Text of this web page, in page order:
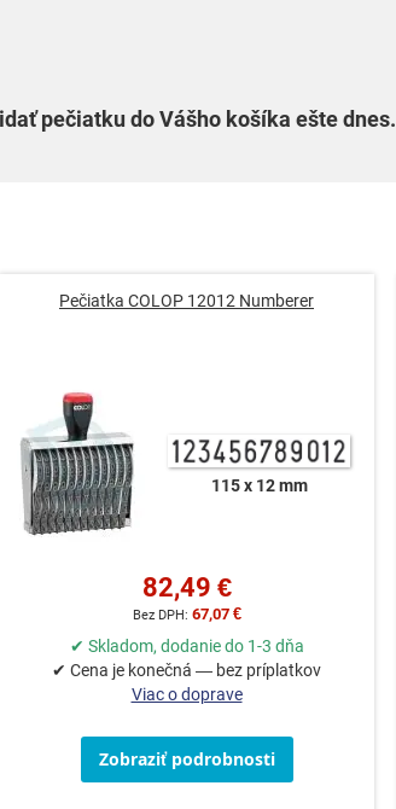
pečiatku do Vášho košíka ešte dnes.
Pečiatka COLOP 12012 Numberer
115 x 12 mm
82,49 €
67,07 €
✔ Skladom, dodanie do 1-3 dňa
✔ Cena je konečná — bez príplatkov
Viac o doprave
Zobraziť podrobnosti